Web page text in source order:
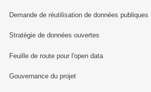
Demande de réutilisation de données publiques
Stratégie de données ouvertes
Feuille de route pour l'open data
Gouvernance du projet